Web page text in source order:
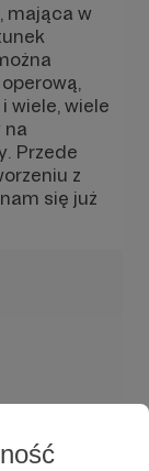
mająca w
wiele, wiele
na
Przede
z
się już